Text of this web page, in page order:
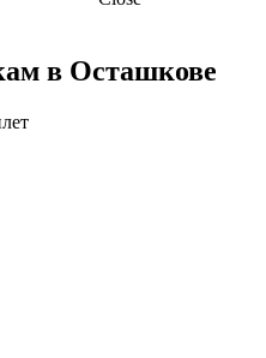
в Осташкове